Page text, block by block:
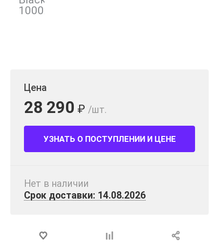
Цена
28 290 ₽ /шт.
УЗНАТЬ О ПОСТУПЛЕНИИ И ЦЕНЕ
Нет в наличии
Срок доставки: 14.08.2026